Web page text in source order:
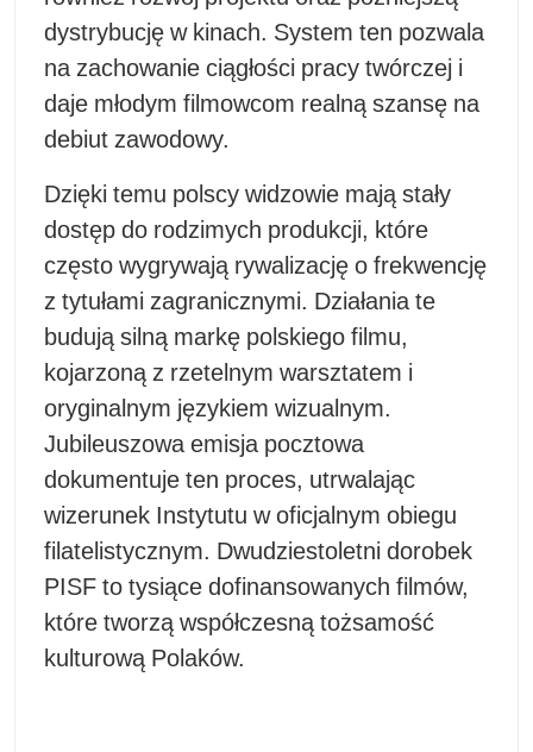
dystrybucję w kinach. System ten pozwala
na zachowanie ciągłości pracy twórczej i
daje młodym filmowcom realną szansę na
debiut zawodowy.
Dzięki temu polscy widzowie mają stały
dostęp do rodzimych produkcji, które
często wygrywają rywalizację o frekwencję
z tytułami zagranicznymi. Działania te
budują silną markę polskiego filmu,
kojarzoną z rzetelnym warsztatem i
oryginalnym językiem wizualnym.
Jubileuszowa emisja pocztowa
dokumentuje ten proces, utrwalając
wizerunek Instytutu w oficjalnym obiegu
filatelistycznym. Dwudziestoletni dorobek
PISF to tysiące dofinansowanych filmów,
które tworzą współczesną tożsamość
kulturową Polaków.